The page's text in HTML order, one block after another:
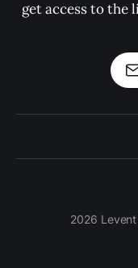
get access to the
2026 Levent